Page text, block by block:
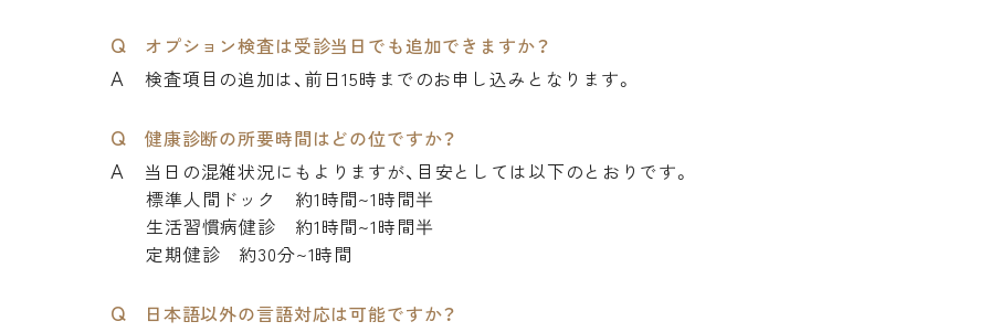
オプション検査は受診当日でも追加できますか？
検査項目の追加は、前日15時までのお申し込みとなります。
健康診断の所要時間はどの位ですか？
当日の混雑状況にもよりますが、目安としては以下のとおりです。
標準人間ドック 約1時間~1時間半
生活習慣病健診 約1時間~1時間半
定期健診 約30分~1時間
日本語以外の言語対応は可能ですか？